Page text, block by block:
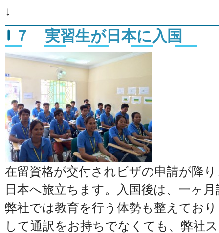
↓
７ 実習生が日本に入国
在留資格が交付されビザの申請が降
日本へ旅立ちます。入国後は、一ヶ月
弊社では教育を行う体勢も整えてお
して通訳をお持ちでなくても、弊社